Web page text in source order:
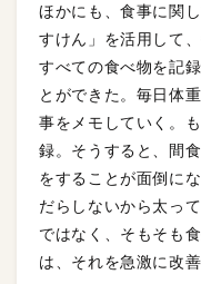
ほかにも、食事に関
すけん」を活用して
すべての食べ物を記
とができた。毎日体
事をメモしていく。
録。そうすると、間
をすることが面倒に
だらしないから太っ
ではなく、そもそも
は、それを急激に改